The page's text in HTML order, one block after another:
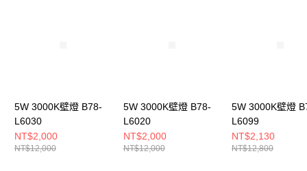
5W 3000K壁燈 B78-
L6030
NT$2,000
NT$12,000
5W 3000K壁燈 B78-
L6020
NT$2,000
NT$12,000
5W 3000K壁燈
L6099
NT$2,130
NT$12,800